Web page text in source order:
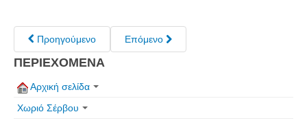
Εφημερίδα Αρτοζήνος
Ηλεκτρονική έκδοση Αρτοζήνου
Προηγούμενο Επόμενο
ΠΕΡΙΕΧΟΜΕΝΑ
Αρχική σελίδα
Χωριό Σέρβου